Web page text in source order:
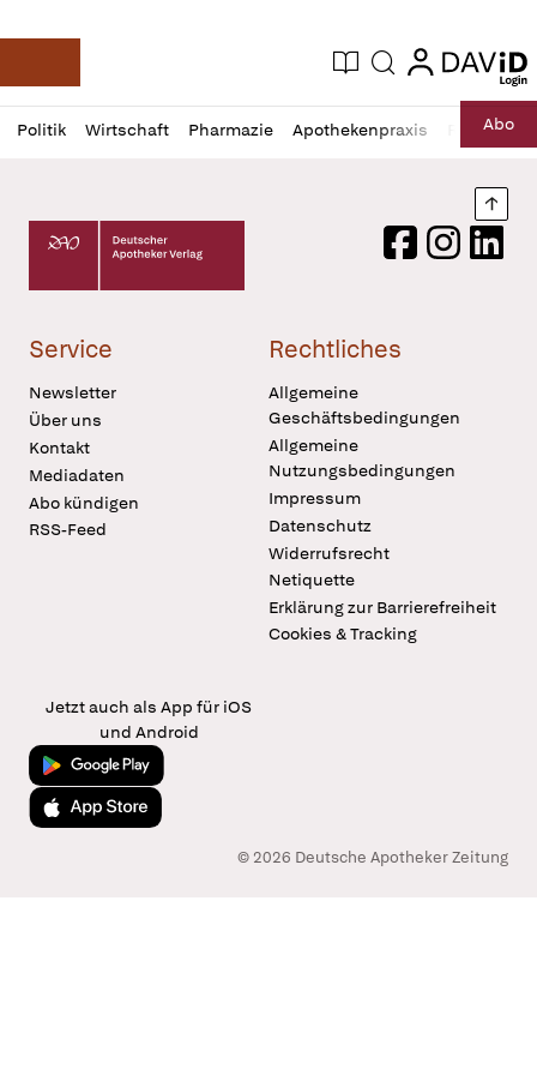
Deutsche Apotheker Zeitung
Aktuelle Ausgabe
Suche login
login
Politik Wirtschaft Pharmazie Apothekenpraxis RechtAbo
Profil
öffnen
Daz
Pur
Deutscher Apotheker Verlag Logo
FacebookInstagram
Service
Newsletter
Über uns
Kontakt
Mediadaten
Abo kündigen
RSS-Feed
Rechtliches
Allgemeine
Geschäftsbedingungen
Allgemeine
Nutzungsbedingungen
Impressum
Datenschutz
Widerrufsrecht
Netiquette
Erklärung zur Barrierefreiheit
Cookies & Tracking
Jetzt auch als App für iOS
und Android
Jetzt bei Google Play
Laden im App Store
© 2026 Deutsche Apotheker Zeitung